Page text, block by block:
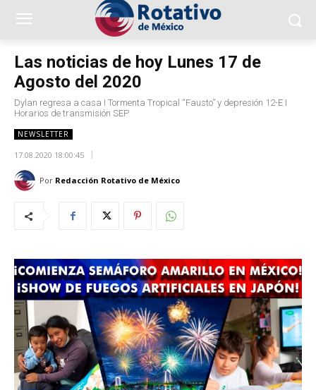
Las noticias de hoy Lunes 17 de
Agosto del 2020
Dylan regresa a casa I Tormenta Tropical “Fausto” y depresión 12-E I
Horarios de transmisión SEP
NEWSLETTER
17.08.2020 18:00:45
Por Redacción Rotativo de México